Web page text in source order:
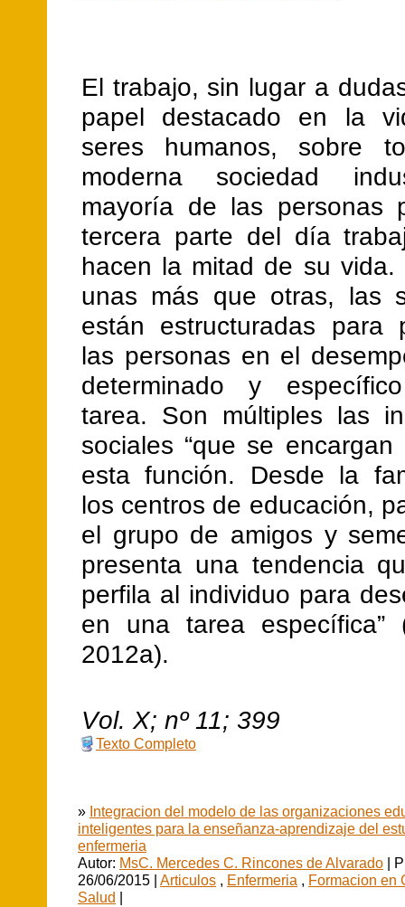
El trabajo, sin lugar a
papel destacado en la
seres humanos, sobre
moderna sociedad
mayoría de las personas
tercera parte del día
hacen la mitad de su vida.
unas más que otras, las
están estructuradas para
las personas en el
determinado y
tarea. Son múltiples las
sociales “que se encargan
esta función. Desde la
los centros de educación,
el grupo de amigos y
presenta una tendencia
perfila al individuo para
en una tarea específica”
2012a).
Vol. X; nº 11; 399
Texto Completo
» Integracion del modelo de las organizaciones
inteligentes para la enseñanza-aprendizaje del
enfermeria
Autor: MsC. Mercedes C. Rincones de Alvarado |
26/06/2015 | Articulos , Enfermeria , Formacion en
Salud